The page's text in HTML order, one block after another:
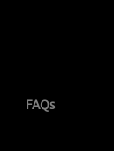
FAQs